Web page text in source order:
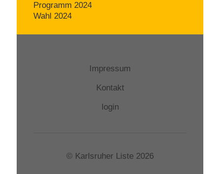
Programm 2024
Wahl 2024
Impressum
Kontakt
login
© Karlsruher Liste 2026